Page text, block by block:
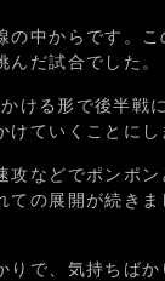
の中からです。
んだ試合でした。
ける形で後半
けていくことにし
攻などでポンポ
ての展開が続き
りで、気持ちば